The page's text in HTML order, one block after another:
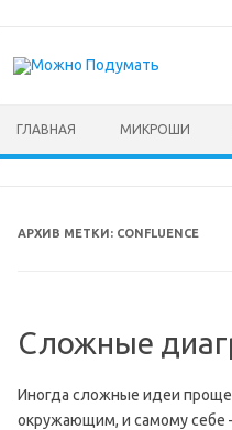
содержимому
ГЛАВНАЯ МИКРОШИ
АРХИВ МЕТКИ: CONFLUENCE
Сложные
Иногда сложные идеи проще
окружающим, и самому себе